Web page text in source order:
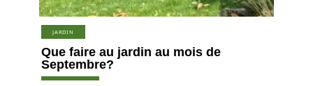
JARDIN
Que faire au jardin au mois de
Septembre?